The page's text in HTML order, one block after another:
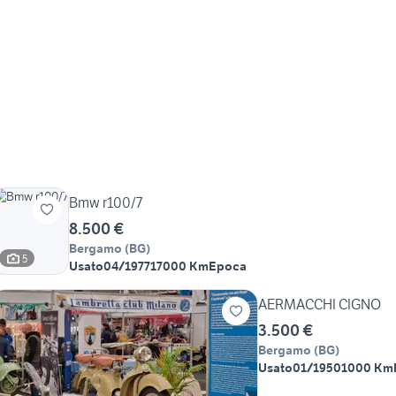
5
Bmw r100/7
8.500 €
Bergamo (BG)
Usato04/197717000 KmEpoca
AERMACCHI CIGNO
3.500 €
Bergamo (BG)
Usato01/19501000 Km